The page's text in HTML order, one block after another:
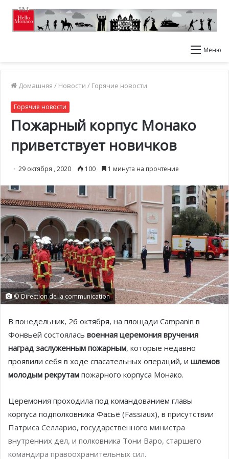
Меню
Домашняя / Новости / Горячие новости
Горячие новости
Пожарный корпус Монако
приветствует новичков
29 октября , 2020 100 1 минута на прочтение
© Direction de la communication
В понедельник, 26 октября, на площади Campanin в
Фонвьей состоялась военная церемония вручения
наград заслуженным пожарным, которые недавно
проявили себя в ходе спасательных операций, и шлемов
молодым рекрутам пожарного корпуса Монако.
Церемония проходила под командованием главы
корпуса подполковника Фасьё (Fassiaux), в присутствии
Патриса Селларио, государственного министра
внутренних дел, и полковника Тони Варо, старшего
командира правоохранительных сил.